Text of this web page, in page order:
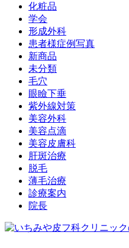
化粧品
学会
形成外科
患者様症例写真
新商品
未分類
毛穴
眼瞼下垂
紫外線対策
美容外科
美容点滴
美容皮膚科
肝斑治療
脱毛
薄毛治療
診療案内
院長